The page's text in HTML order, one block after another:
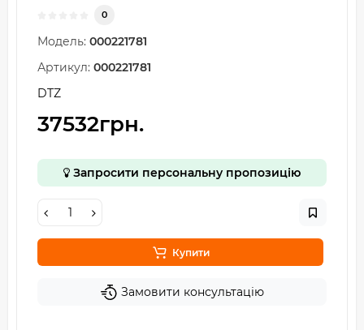
0
Модель: 000221781
Артикул: 000221781
DTZ
37532грн.
Запросити персональну пропозицію
Купити
Замовити консультацію